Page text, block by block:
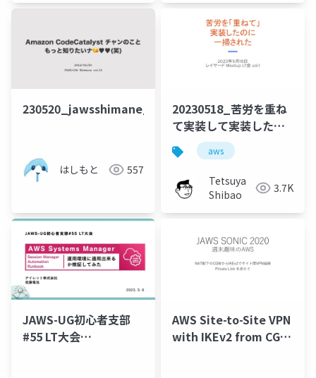
230520_jawsshimane_codecatalyst
はしもと 557
20230518_苦労を重ね
て実装して実装したの
に一掃されたこと
aws
Tetsuya
Shibao
3.7K
JAWS-UG初心者支部
#55 LT大会
AWS Site-to-Site VPN
with IKEv2 from CGW